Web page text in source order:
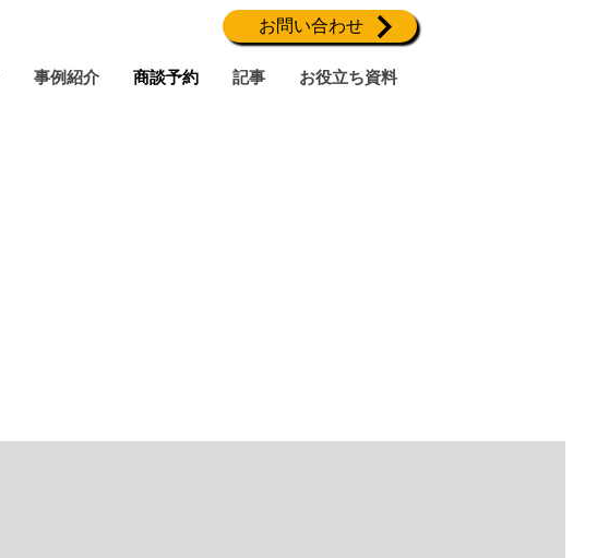
お問い合わせ
事例紹介 商談予約 記事
​お役立ち資料